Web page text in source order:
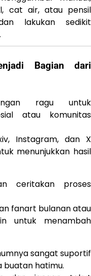
cat air, atau pensil
lakukan sedikit
Bagian dari
ragu untuk
atau komunitas
Instagram, dan X
menunjukkan hasil
ceritakan proses
fanart bulanan atau
untuk menambah
sangat suportif
buatan hatimu.